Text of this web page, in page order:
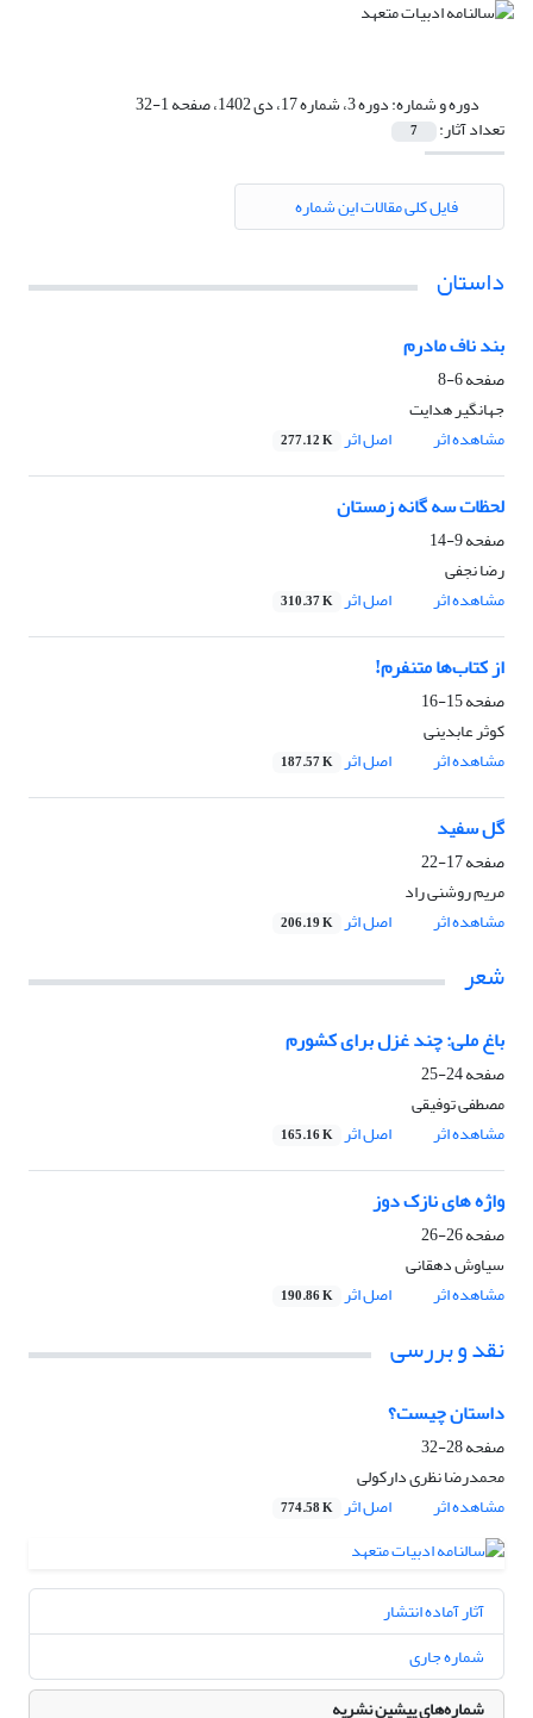
دوره و شماره:دوره 3، شماره 17، دی 1402، صفحه 1-32
تعداد آثار: 7
فایل کلی مقالات این شماره
داستان
بند ناف مادرم
صفحه6-8
جهانگیر هدایت
مشاهده اثر
اصل اثر 277.12 K
لحظات سه گانه زمستان
صفحه9-14
رضا نجفی
مشاهده اثر
اصل اثر 310.37 K
از کتاب‌ها متنفرم!
صفحه15-16
کوثر عابدینی
مشاهده اثر
اصل اثر 187.57 K
گل سفید
صفحه17-22
مریم روشنی راد
مشاهده اثر
اصل اثر 206.19 K
شعر
باغ ملی: چند غزل برای کشورم
صفحه24-25
مصطفی توفیقی
مشاهده اثر
اصل اثر 165.16 K
واژه های نازک دوز
صفحه26-26
سیاوش دهقانی
مشاهده اثر
اصل اثر 190.86 K
نقد و بررسی
داستان چیست؟
صفحه28-32
محمدرضا نظری دارکولی
مشاهده اثر
اصل اثر 774.58 K
آثار آماده انتشار
شماره جاری
شماره‌های پیشین نشریه